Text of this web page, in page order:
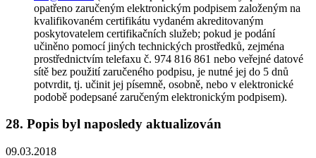
opatřeno zaručeným elektronickým podpisem založeným na
kvalifikovaném certifikátu vydaném akreditovaným
poskytovatelem certifikačních služeb; pokud je podání
učiněno pomocí jiných technických prostředků, zejména
prostřednictvím telefaxu č. 974 816 861 nebo veřejné datové
sítě bez použití zaručeného podpisu, je nutné jej do 5 dnů
potvrdit, tj. učinit jej písemně, osobně, nebo v elektronické
podobě podepsané zaručeným elektronickým podpisem).
28. Popis byl naposledy aktualizován
09.03.2018